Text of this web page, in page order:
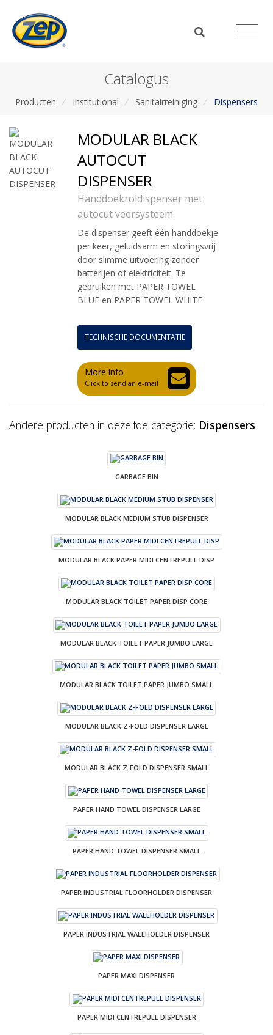
Catalogus
Producten / Institutional / Sanitairreiniging / Dispensers
MODULAR BLACK
AUTOCUT
DISPENSER
Handdoekroldispenser met
autocut veersysteem
De dispenser geeft één handdoekje
per keer, geluidsarm en storingsvrij
door slimme uitvoering zonder
batterijen of elektriciteit. Te
gebruiken met PAPER TOWEL
BLUE en PAPER TOWEL WHITE
TECHNISCHE DOCUMENTATIE
More info
Click to send an e-mail
Andere producten in dezelfde categorie: Dispensers
GARBAGE BIN
MODULAR BLACK MEDIUM STUB DISPENSER
MODULAR BLACK PAPER MIDI CENTREPULL DISP
MODULAR BLACK TOILET PAPER DISP CORE
MODULAR BLACK TOILET PAPER JUMBO LARGE
MODULAR BLACK TOILET PAPER JUMBO SMALL
MODULAR BLACK Z-FOLD DISPENSER LARGE
MODULAR BLACK Z-FOLD DISPENSER SMALL
PAPER HAND TOWEL DISPENSER LARGE
PAPER HAND TOWEL DISPENSER SMALL
PAPER INDUSTRIAL FLOORHOLDER DISPENSER
PAPER INDUSTRIAL WALLHOLDER DISPENSER
PAPER MAXI DISPENSER
PAPER MIDI CENTREPULL DISPENSER